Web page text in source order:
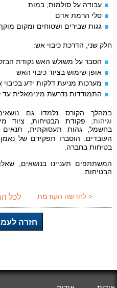
עבודה על סולמות, במות
סלי הרמת אדם
גגות שבירים ושטוחים ומקום
חלק שני, הדרכת כיבוי אש:
הסבר על משולש האש נקודת
אופן שימוש בציוד כיבוי האש
מערכות מניעת דלקות ידע בכיבוי
התמודדות נדרשת מינימאלית עד
במהלך הקורס נלמדו גם
וגיהות, פקודת הבטיחות, ציוד
בחשמל,גהות תעסוקתית, תנאים
העובדים. הוסברו תפקידם של
בטיחות בחברה.
המשתתפים תעניינו בנושאים,
הבטיחות.
< לחדשה הקודמת לכל
חזרה